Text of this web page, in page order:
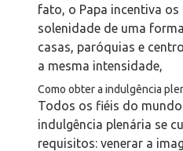
fato, o Papa incentiva os
solenidade de uma
casas, paróquias e
a mesma intensidade,
Como obter a indulgência
Todos os fiéis do
indulgência plenária se
requisitos: venerar a